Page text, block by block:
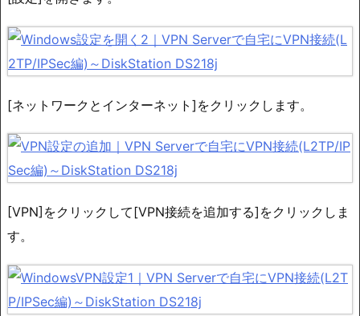
[ネットワークとインターネット]をクリックします。
[VPN]をクリックして[VPN接続を追加する]をクリックしま
す。